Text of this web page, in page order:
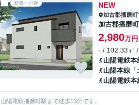
新築一戸建 NEW
加古郡播磨町
加古郡播磨
2,980万円
- / 102.33㎡
山陽電鉄本
山陽本線 「
山陽電鉄本
山陽電鉄播磨町駅まで徒歩13分です。